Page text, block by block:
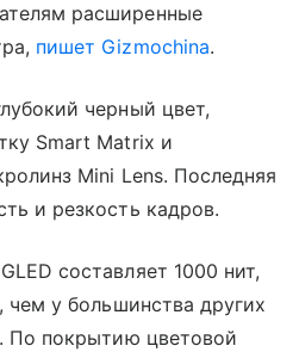
расширенные
пишет Gizmochina.
черный цвет,
Smart Matrix и
Mini Lens. Последняя
и резкость кадров.
составляет 1000 нит,
чем у большинства других
По покрытию цветовой